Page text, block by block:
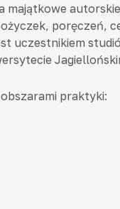
poręczeń,
uczestnikiem
praktyki: